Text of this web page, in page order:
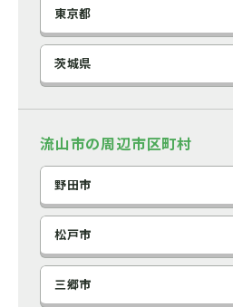
東京都
茨城県
流山市の周辺市区町村
野田市
松戸市
三郷市